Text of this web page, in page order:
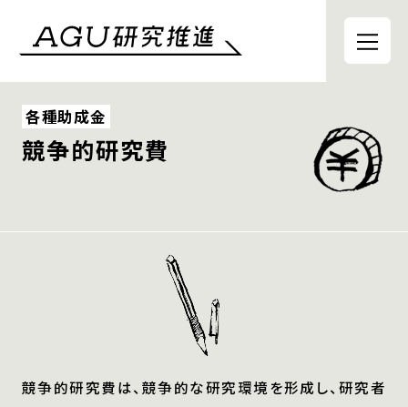
各種助成金
競争的研究費
競争的研究費は、競争的な研究環境を形成し、研究者